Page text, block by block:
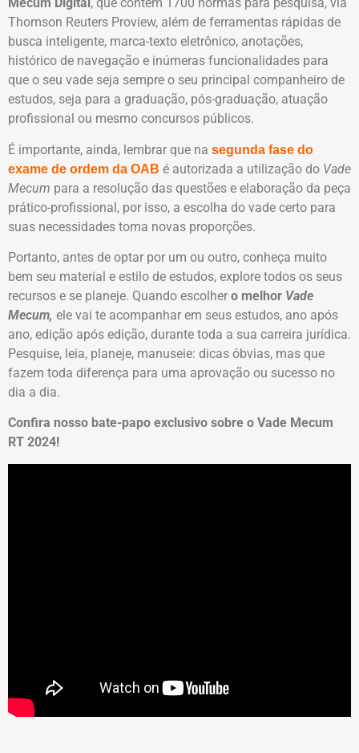
Thomson Reuters Proview, além de ferramentas rápidas de
busca inteligente, marca-texto eletrônico, anotações,
histórico de navegação e inúmeras funcionalidades para
que o seu vade seja sempre o seu principal companheiro de
estudos, seja para a graduação, pós-graduação, atuação
profissional ou mesmo concursos públicos.
É importante, ainda, lembrar que na segunda fase do
exame de ordem da OAB é autorizada a utilização do Vade
Mecum para a resolução das questões e elaboração da peça
prático-profissional, por isso, a escolha do vade certo para
suas necessidades toma novas proporções.
Portanto, antes de optar por um ou outro, conheça muito
bem seu material e estilo de estudos, explore todos os seus
recursos e se planeje. Quando escolher o melhor Vade
Mecum, ele vai te acompanhar em seus estudos, ano após
ano, edição após edição, durante toda a sua carreira jurídica.
Pesquise, leia, planeje, manuseie: dicas óbvias, mas que
fazem toda diferença para uma aprovação ou sucesso no
dia a dia.
Confira nosso bate-papo exclusivo sobre o Vade Mecum
RT 2024!